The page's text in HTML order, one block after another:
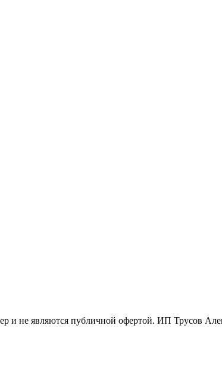
и не являются публичной офертой. ИП Трусов